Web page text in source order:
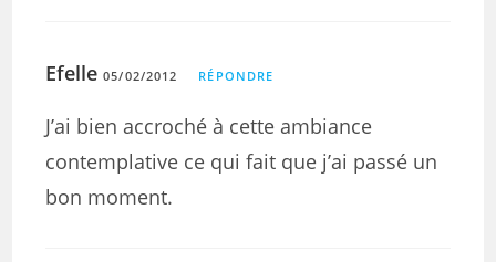
Efelle 05/02/2012 RÉPONDRE
J’ai bien accroché à cette ambiance
contemplative ce qui fait que j’ai passé un
bon moment.